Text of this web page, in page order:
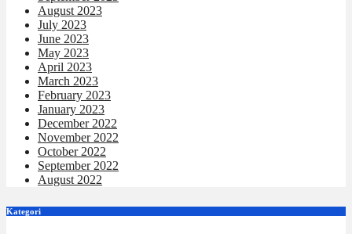
August 2023
July 2023
June 2023
May 2023
April 2023
March 2023
February 2023
January 2023
December 2022
November 2022
October 2022
September 2022
August 2022
Kategori